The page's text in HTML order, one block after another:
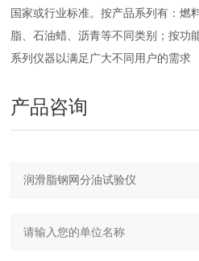
国家或行业标准。按产品系列有：燃
脂、石油蜡、沥青等不同类别；按功
系列仪器以满足广大不同用户的需求
产品咨询